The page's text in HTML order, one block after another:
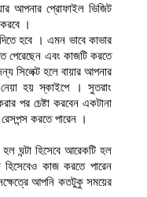
আপনার প্রোফাইল ভিজিট
।
হবে । এমন ভাবে কাভার
পেরেছেন এবং কাজটি করতে
সিলেক্ট হলে বায়ার আপনার
হয় স্কাইপে । সুতরাং
পর চেষ্টা করবেন একটানা
করতে পারেন ।
ঘন্টা হিসেবে আরেকটি হল
হিসেবেও কাজ করতে পারেন
আপনি কতটুকু সময়ের